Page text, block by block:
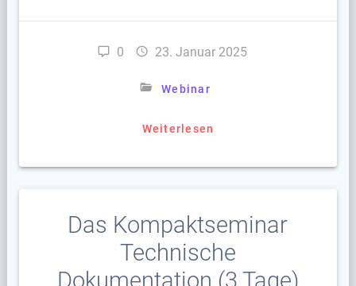
0 23. Januar 2025
Webinar
Weiterlesen
Das Kompaktseminar
Technische
Dokumentation (3 Tage)